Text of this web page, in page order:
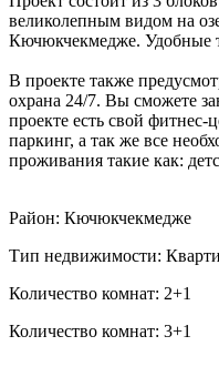
великолепным видом на
Кючюкчекмедже. Удобные
В проекте также
охрана 24/7. Вы сможете
проекте есть свой
паркинг, а так же все
проживания такие как:
Район: Кючюкчекмедже
Тип недвижимости:
Количество комнат: 2+1
Количество комнат: 3+1